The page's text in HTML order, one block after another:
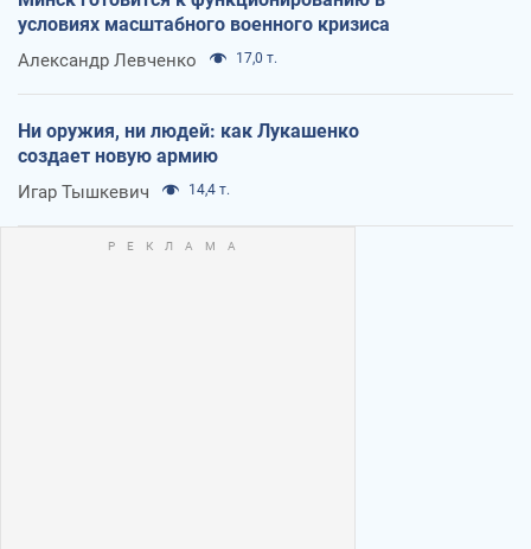
условиях масштабного военного кризиса
Александр Левченко 17,0 т.
Ни оружия, ни людей: как Лукашенко
создает новую армию
Игар Тышкевич 14,4 т.